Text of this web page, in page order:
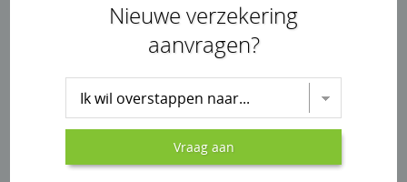
Nieuwe verzekering
aanvragen?
Kies verzekering voor aanvraag
Vraag aan